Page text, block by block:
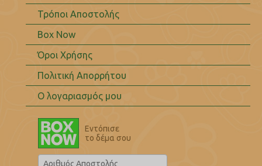
Τρόποι Αποστολής
Box Now
Όροι Χρήσης
Πολιτική Απορρήτου
Ο λογαριασμός μου
Εντόπισε
το δέμα σου